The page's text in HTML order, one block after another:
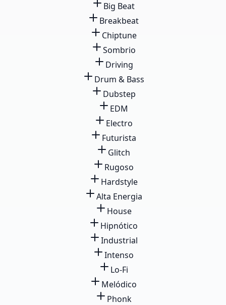
Big Beat
Breakbeat
Chiptune
Sombrio
Driving
Drum & Bass
Dubstep
EDM
Electro
Futurista
Glitch
Rugoso
Hardstyle
Alta Energia
House
Hipnótico
Industrial
Intenso
Lo-Fi
Melódico
Phonk